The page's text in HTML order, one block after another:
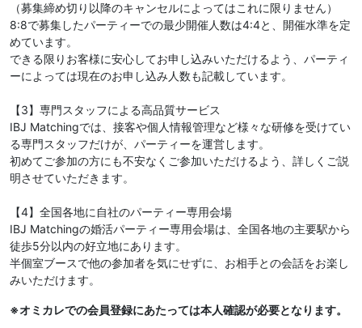
（募集締め切り以降のキャンセルによってはこれに限りません）
8:8で募集したパーティーでの最少開催人数は4:4と、開催水準を定
めています。
できる限りお客様に安心してお申し込みいただけるよう、パーティ
ーによっては現在のお申し込み人数も記載しています。
【3】専門スタッフによる高品質サービス
IBJ Matchingでは、接客や個人情報管理など様々な研修を受けてい
る専門スタッフだけが、パーティーを運営します。
初めてご参加の方にも不安なくご参加いただけるよう、詳しくご説
明させていただきます。
【4】全国各地に自社のパーティー専用会場
IBJ Matchingの婚活パーティー専用会場は、全国各地の主要駅から
徒歩5分以内の好立地にあります。
半個室ブースで他の参加者を気にせずに、お相手との会話をお楽し
みいただけます。
※オミカレでの会員登録にあたっては本人確認が必要となります。